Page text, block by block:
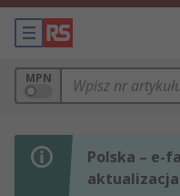
MPN
Polska – e-